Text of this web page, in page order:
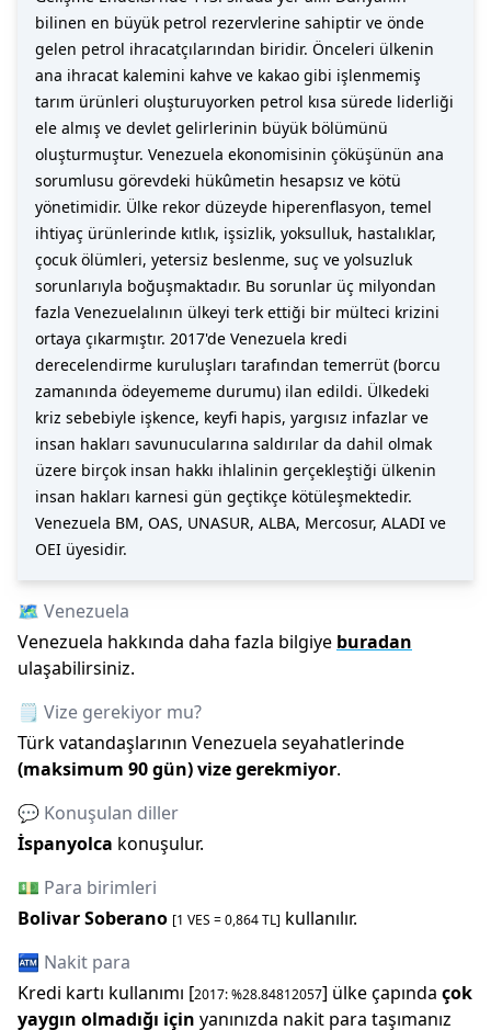
bilinen en büyük petrol rezervlerine sahiptir ve önde
gelen petrol ihracatçılarından biridir. Önceleri ülkenin
ana ihracat kalemini kahve ve kakao gibi işlenmemiş
tarım ürünleri oluşturuyorken petrol kısa sürede liderliği
ele almış ve devlet gelirlerinin büyük bölümünü
oluşturmuştur. Venezuela ekonomisinin çöküşünün ana
sorumlusu görevdeki hükûmetin hesapsız ve kötü
yönetimidir. Ülke rekor düzeyde hiperenflasyon, temel
ihtiyaç ürünlerinde kıtlık, işsizlik, yoksulluk, hastalıklar,
çocuk ölümleri, yetersiz beslenme, suç ve yolsuzluk
sorunlarıyla boğuşmaktadır. Bu sorunlar üç milyondan
fazla Venezuelalının ülkeyi terk ettiği bir mülteci krizini
ortaya çıkarmıştır. 2017'de Venezuela kredi
derecelendirme kuruluşları tarafından temerrüt (borcu
zamanında ödeyememe durumu) ilan edildi. Ülkedeki
kriz sebebiyle işkence, keyfi hapis, yargısız infazlar ve
insan hakları savunucularına saldırılar da dahil olmak
üzere birçok insan hakkı ihlalinin gerçekleştiği ülkenin
insan hakları karnesi gün geçtikçe kötüleşmektedir.
Venezuela BM, OAS, UNASUR, ALBA, Mercosur, ALADI ve
OEI üyesidir.
🗺️ Venezuela
Venezuela hakkında daha fazla bilgiye buradan
ulaşabilirsiniz.
🗒️ Vize gerekiyor mu?
Türk vatandaşlarının Venezuela seyahatlerinde
(maksimum 90gün)vize gerekmiyor.
💬 Konuşulan diller
İspanyolca konuşulur.
💵 Para birimleri
Bolivar Soberano [1 VES =0,864TL] kullanılır.
🏧 Nakit para
Kredi kartı kullanımı [2017: %28.84812057] ülke çapında çok
yaygın olmadığı için yanınızda nakit para taşımanız